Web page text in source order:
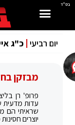
בס"ד
יום רביעי כ"ג
מבזקן
עדות מדעית
שראיתי הם
יוצרים